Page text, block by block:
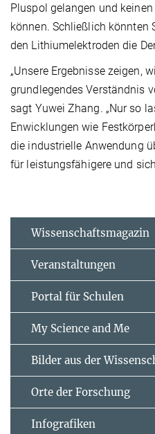
Pluspol gelangen und
können. Schließlich könnten
den Lithiumelektroden die
„Unsere Ergebnisse zeigen,
grundlegendes Verständnis
sagt Yuwei Zhang. „Nur so
Enwicklungen wie
die industrielle Anwendung
für leistungsfähigere und
Wissenschaftsmagazin
Veranstaltungen
Portal für Schulen
My Science and Me
Bilder aus der
Orte der Forschung
Infografiken